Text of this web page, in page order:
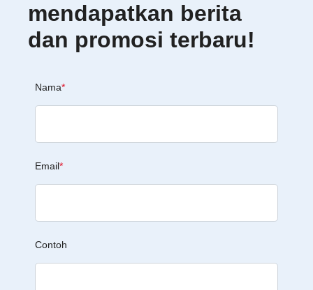
mendapatkan berita
dan promosi terbaru!
Nama*
Email*
Contoh